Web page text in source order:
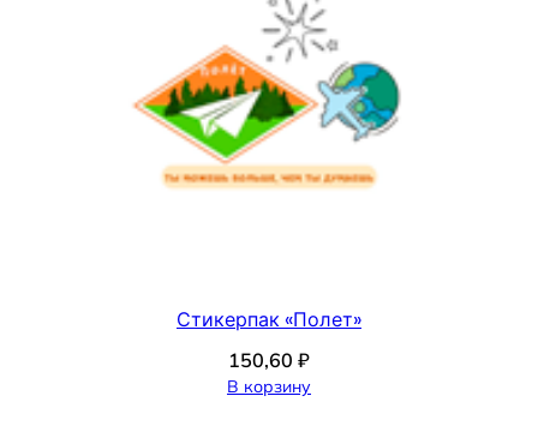
Стикерпак «Полет»
150,60 ₽
В корзину